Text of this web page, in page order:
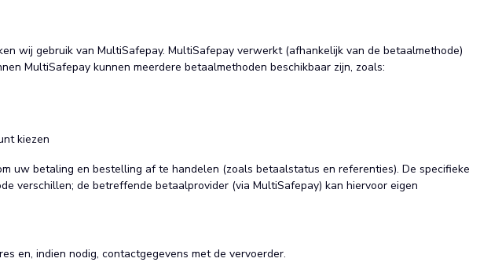
wij gebruik van MultiSafepay. MultiSafepay verwerkt (afhankelijk van de betaalmethode)
MultiSafepay kunnen meerdere betaalmethoden beschikbaar zijn, zoals:
kiezen
uw betaling en bestelling af te handelen (zoals betaalstatus en referenties). De specifieke
verschillen; de betreffende betaalprovider (via MultiSafepay) kan hiervoor eigen
en, indien nodig, contactgegevens met de vervoerder.